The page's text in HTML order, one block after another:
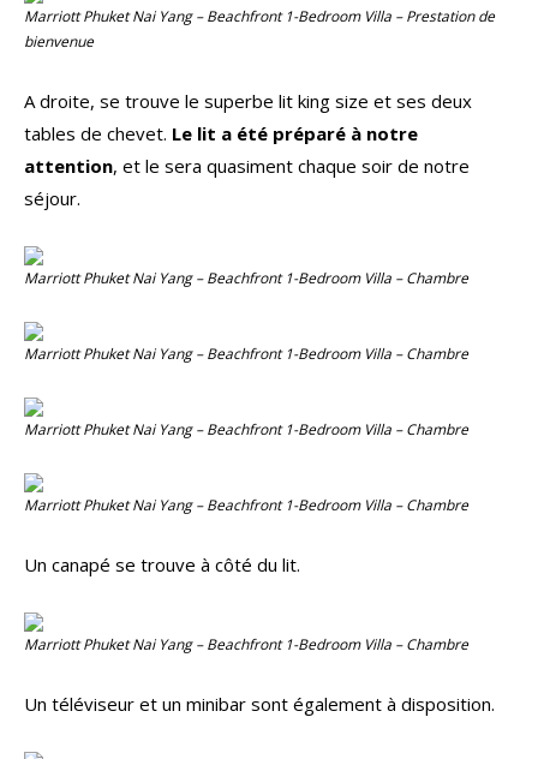
Marriott Phuket Nai Yang – Beachfront 1-Bedroom Villa – Prestation de
bienvenue
A droite, se trouve le superbe lit king size et ses deux
tables de chevet. Le lit a été préparé à notre
attention, et le sera quasiment chaque soir de notre
séjour.
Marriott Phuket Nai Yang – Beachfront 1-Bedroom Villa – Chambre
Marriott Phuket Nai Yang – Beachfront 1-Bedroom Villa – Chambre
Marriott Phuket Nai Yang – Beachfront 1-Bedroom Villa – Chambre
Marriott Phuket Nai Yang – Beachfront 1-Bedroom Villa – Chambre
Un canapé se trouve à côté du lit.
Marriott Phuket Nai Yang – Beachfront 1-Bedroom Villa – Chambre
Un téléviseur et un minibar sont également à disposition.